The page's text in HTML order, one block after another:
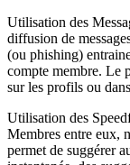
Utilisation des
diffusion de
(ou phishing)
compte membre. Le
sur les profils ou
Utilisation des
Membres entre eux,
permet de suggérer